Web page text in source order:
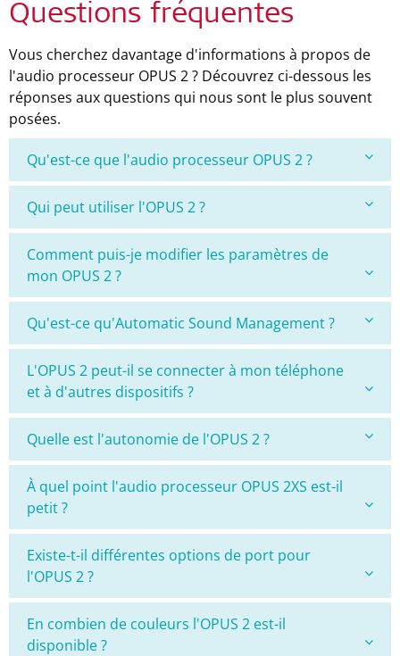
Questions fréquentes
Vous cherchez davantage d'informations à propos de
l'audio processeur OPUS 2 ? Découvrez ci-dessous les
réponses aux questions qui nous sont le plus souvent
posées.
Qu'est-ce que l'audio processeur OPUS 2 ?
Qui peut utiliser l'OPUS 2 ?
Comment puis-je modifier les paramètres de
mon OPUS 2 ?
Qu'est-ce qu'Automatic Sound Management ?
L'OPUS 2 peut-il se connecter à mon téléphone
et à d'autres dispositifs ?
Quelle est l'autonomie de l'OPUS 2 ?
À quel point l'audio processeur OPUS 2XS est-il
petit ?
Existe-t-il différentes options de port pour
l'OPUS 2 ?
En combien de couleurs l'OPUS 2 est-il
disponible ?